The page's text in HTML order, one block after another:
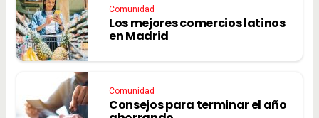
Comunidad
Los mejores comercios latinos
en Madrid
Comunidad
Consejos para terminar el año